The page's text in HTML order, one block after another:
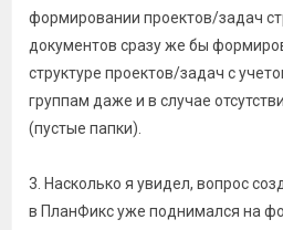
формировании проектов/задач
документов сразу же бы
структуре проектов/задач с
группам даже и в случае
(пустые папки).
3. Насколько я увидел, вопрос
в ПланФикс уже поднимался на